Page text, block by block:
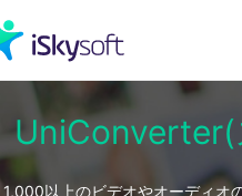
クリエイテ
UniConverter(
1,000以上のビデオやオーディオ